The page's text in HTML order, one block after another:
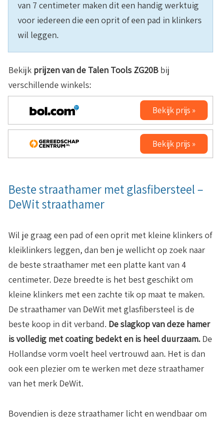
van 7 centimeter maken dit een handig werktuig
voor iedereen die een oprit of een pad in klinkers
wil leggen.
Bekijk prijzen van de Talen Tools ZG20B bij
verschillende winkels:
Bekijk prijs »
Bekijk prijs »
Beste straathamer met glasfibersteel –
DeWit straathamer
Wil je graag een pad of een oprit met kleine klinkers of
kleiklinkers leggen, dan ben je wellicht op zoek naar
de beste straathamer met een platte kant van 4
centimeter. Deze breedte is het best geschikt om
kleine klinkers met een zachte tik op maat te maken.
De straathamer van DeWit met glasfibersteel is de
beste koop in dit verband. De slagkop van deze hamer
is volledig met coating bedekt en is heel duurzaam. De
Hollandse vorm voelt heel vertrouwd aan. Het is dan
ook een plezier om te werken met deze straathamer
van het merk DeWit.
Bovendien is deze straathamer licht en wendbaar om